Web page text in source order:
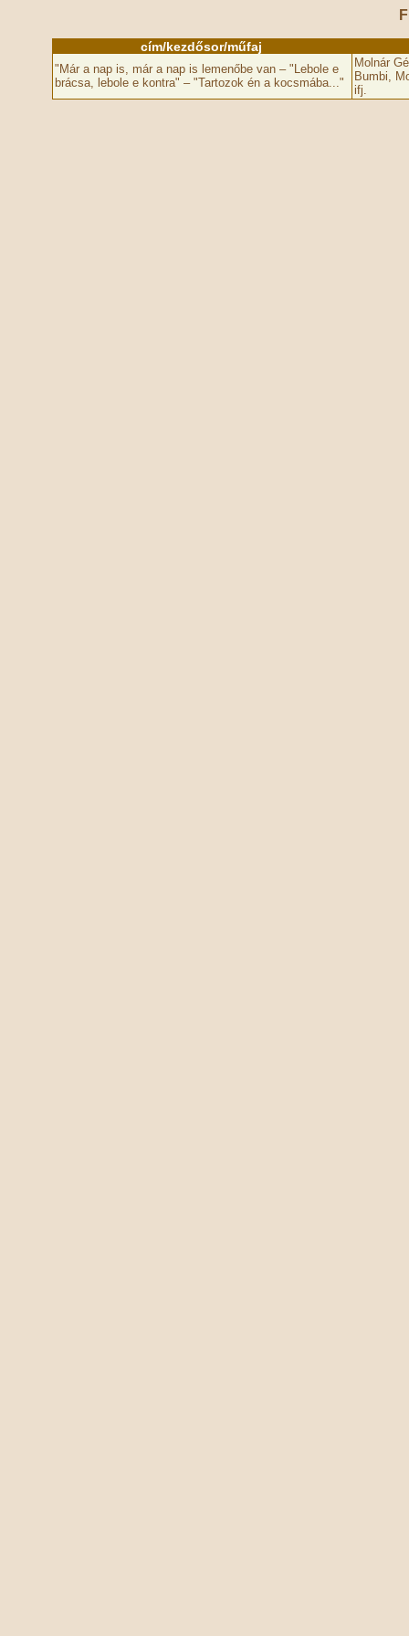
cím/kezdősor/műfaj
"Már a nap is, már a nap is lemenőbe­ van – "Lebole e
brácsa, lebole e kontra" – "Tartozok én a kocsmába­..."
Molnár
Bumbi,
ifj.